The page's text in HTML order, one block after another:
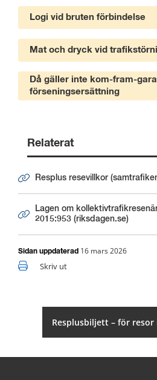
Resplusbiljett – för resor
Logi vid bruten förbindelse
Mat och dryck vid
Då gäller inte kom-fram-
förseningsersättning
Relaterat
Resplus resevillkor
Länk till annan webbplats.
Lagen om
2015:953 (riksdagen.se)
Länk till annan webbplats.
Sidan uppdaterad 16 mars 2026
Skriv ut